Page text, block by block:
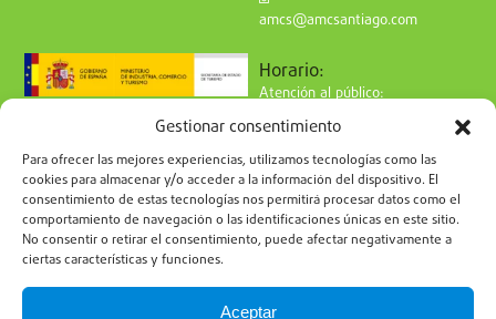
Gestionar consentimiento
Para ofrecer las mejores experiencias, utilizamos tecnologías como las
cookies para almacenar y/o acceder a la información del dispositivo. El
consentimiento de estas tecnologías nos permitirá procesar datos como el
comportamiento de navegación o las identificaciones únicas en este sitio.
No consentir o retirar el consentimiento, puede afectar negativamente a
ciertas características y funciones.
Aceptar
amcs@amcsantiago.com
Horario:
Atención al público:
de 9 a 15h
Síguenos en redes:
Suscríbete a nuestro boletín